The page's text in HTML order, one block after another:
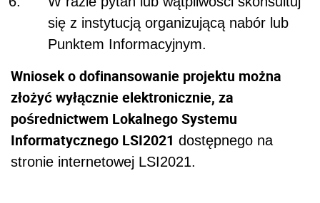
się z instytucją organizującą nabór lub
Punktem Informacyjnym.
Wniosek o dofinansowanie projektu można
złożyć wyłącznie elektronicznie, za
pośrednictwem Lokalnego Systemu
Informatycznego LSI2021 dostępnego na
stronie internetowej LSI2021.